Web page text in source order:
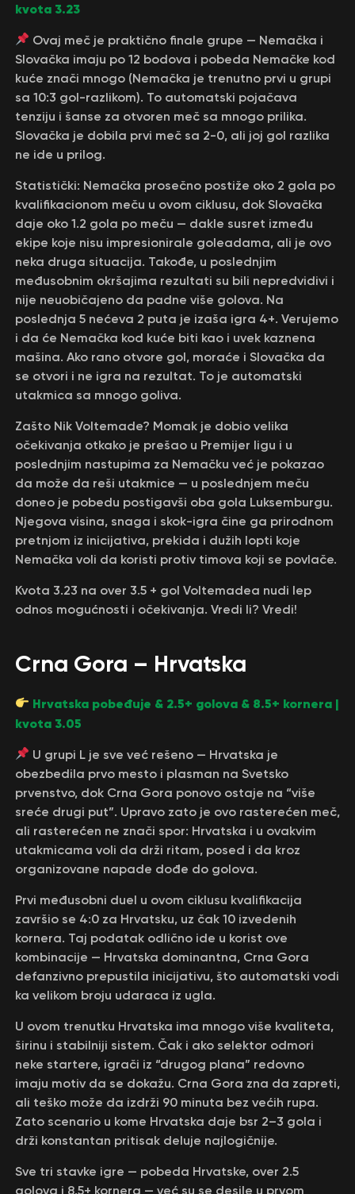
kvota 3.23
Ovaj meč je praktično finale grupe — Nemačka i
Slovačka imaju po 12 bodova i pobeda Nemačke kod
kuće znači mnogo (Nemačka je trenutno prvi u grupi
sa 10:3 gol-razlikom). To automatski pojačava
tenziju i šanse za otvoren meč sa mnogo prilika.
Slovačka je dobila prvi meč sa 2-0, ali joj gol razlika
ne ide u prilog.
Statistički: Nemačka prosečno postiže oko 2 gola po
kvalifikacionom meču u ovom ciklusu, dok Slovačka
daje oko 1.2 gola po meču — dakle susret između
ekipe koje nisu impresionirale goleadama, ali je ovo
neka druga situacija. Takođe, u poslednjim
međusobnim okršajima rezultati su bili nepredvidivi i
nije neuobičajeno da padne više golova. Na
poslednja 5 nećeva 2 puta je izaša igra 4+. Verujemo
i da će Nemačka kod kuće biti kao i uvek kaznena
mašina. Ako rano otvore gol, moraće i Slovačka da
se otvori i ne igra na rezultat. To je automatski
utakmica sa mnogo goliva.
Zašto Nik Voltemade? Momak je dobio velika
očekivanja otkako je prešao u Premijer ligu i u
poslednjim nastupima za Nemačku već je pokazao
da može da reši utakmice — u poslednjem meču
doneo je pobedu postigavši oba gola Luksemburgu.
Njegova visina, snaga i skok-igra čine ga prirodnom
pretnjom iz inicijativa, prekida i dužih lopti koje
Nemačka voli da koristi protiv timova koji se povlače.
Kvota 3.23 na over 3.5 + gol Voltemadea nudi lep
odnos mogućnosti i očekivanja. Vredi li? Vredi!
Crna Gora – Hrvatska
Hrvatska pobeđuje & 2.5+ golova & 8.5+ kornera |
kvota 3.05
U grupi L je sve već rešeno — Hrvatska je
obezbedila prvo mesto i plasman na Svetsko
prvenstvo, dok Crna Gora ponovo ostaje na “više
sreće drugi put”. Upravo zato je ovo rasterećen meč,
ali rasterećen ne znači spor: Hrvatska i u ovakvim
utakmicama voli da drži ritam, posed i da kroz
organizovane napade dođe do golova.
Prvi međusobni duel u ovom ciklusu kvalifikacija
završio se 4:0 za Hrvatsku, uz čak 10 izvedenih
kornera. Taj podatak odlično ide u korist ove
kombinacije — Hrvatska dominantna, Crna Gora
defanzivno prepustila inicijativu, što automatski vodi
ka velikom broju udaraca iz ugla.
U ovom trenutku Hrvatska ima mnogo više kvaliteta,
širinu i stabilniji sistem. Čak i ako selektor odmori
neke startere, igrači iz “drugog plana” redovno
imaju motiv da se dokažu. Crna Gora zna da zapreti,
ali teško može da izdrži 90 minuta bez većih rupa.
Zato scenario u kome Hrvatska daje bsr 2–3 gola i
drži konstantan pritisak deluje najlogičnije.
Sve tri stavke igre — pobeda Hrvatske, over 2.5
golova i 8.5+ kornera — već su se desile u prvom